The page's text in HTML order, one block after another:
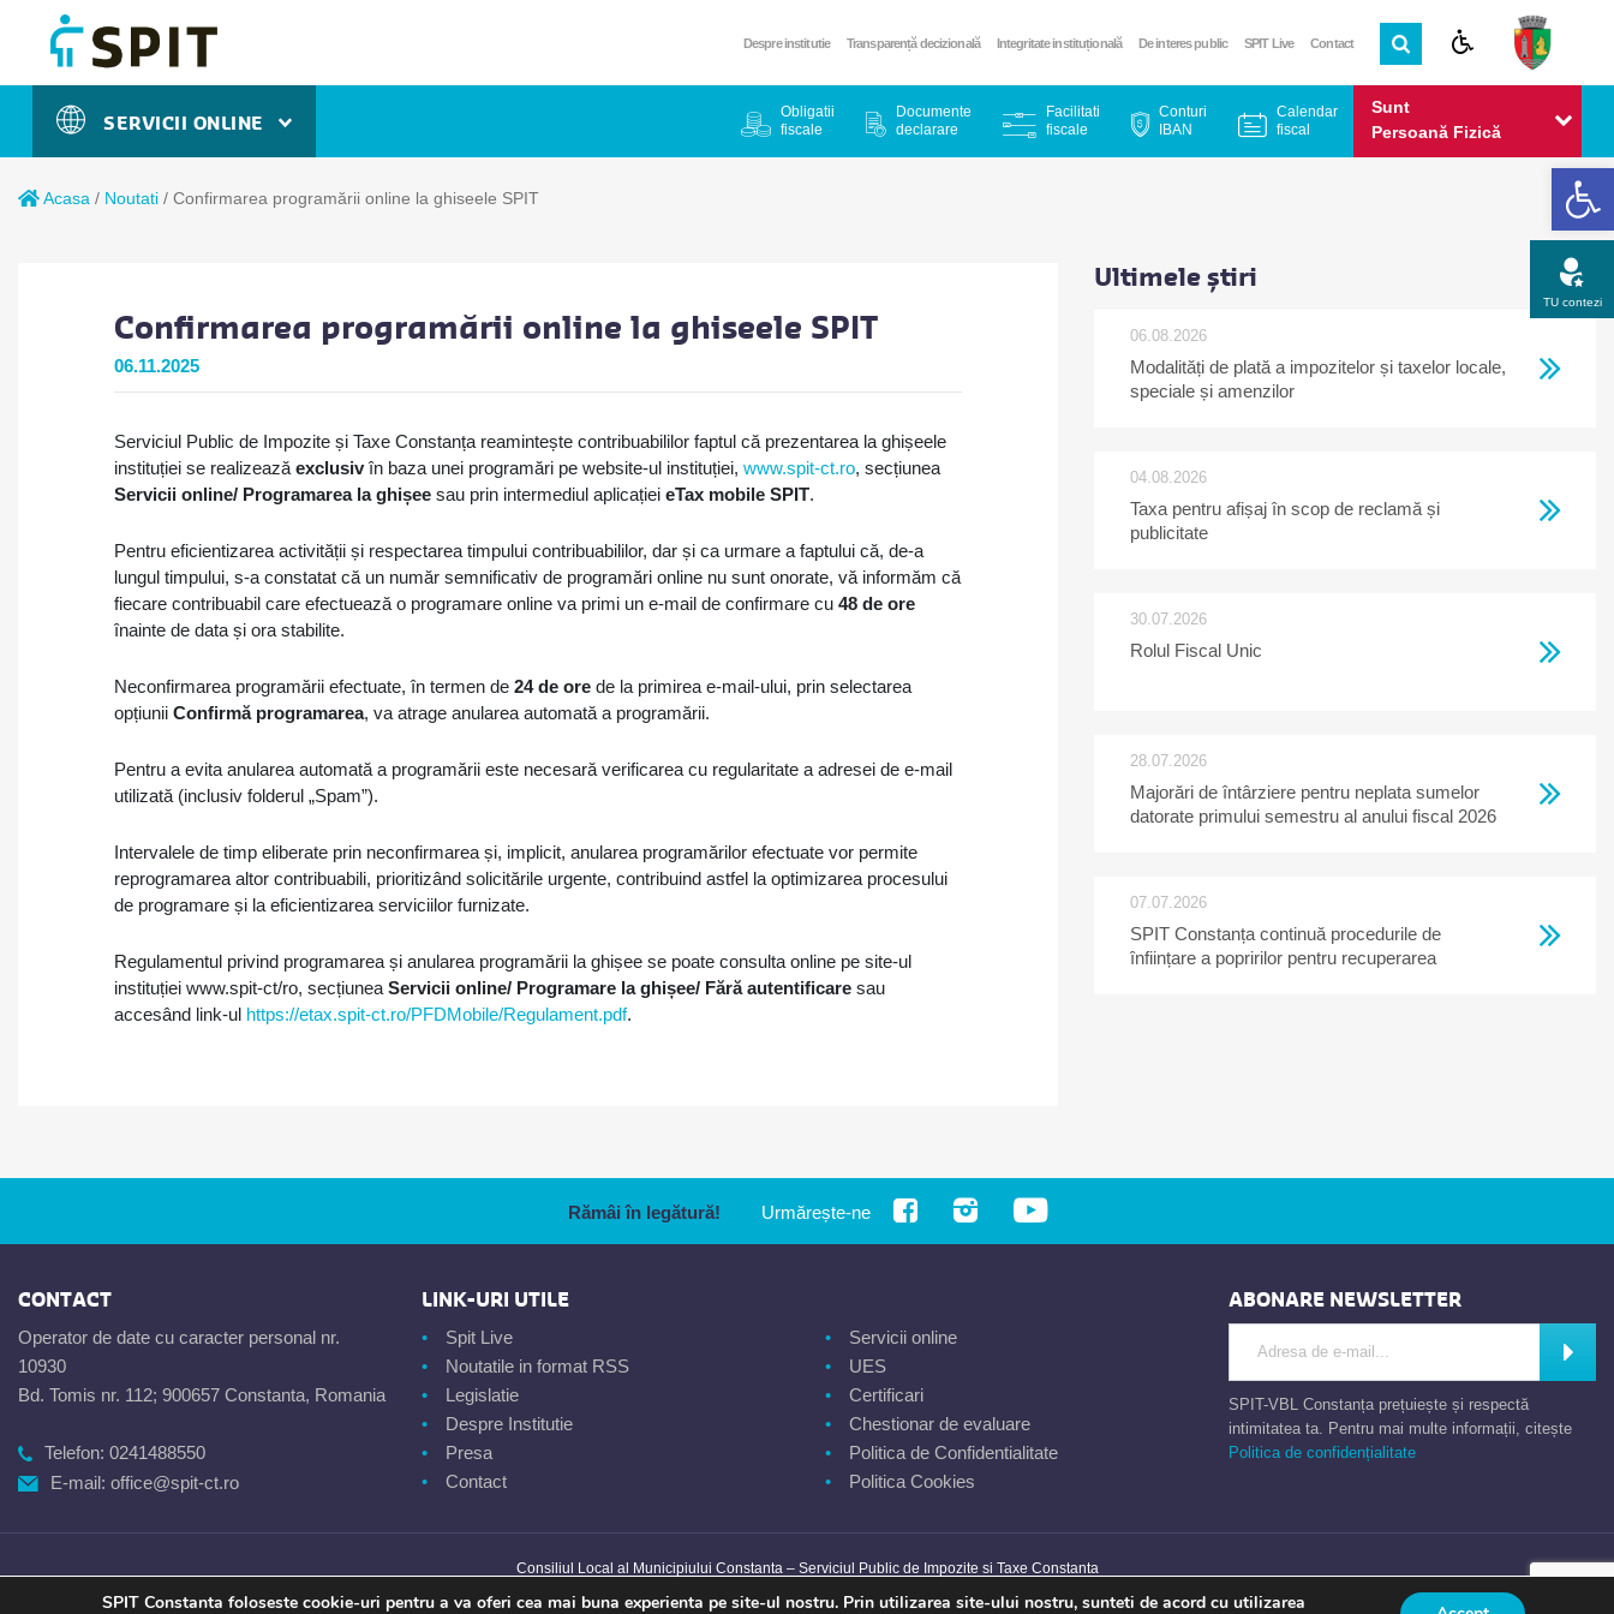
Despre institutie Transparență decizională Integritate instituțională De interes public SPIT Live Contact
SERVICII ONLINE
Sunt
Persoană Fizică
Obligatii
fiscale
Documente
declarare
Facilitati
fiscale
Conturi
IBAN
Calendar
fiscal
Acasa / Noutati / Confirmarea programării online la ghiseele SPIT
Confirmarea programării online la ghiseele SPIT
06.11.2025
Serviciul Public de Impozite și Taxe Constanța reamintește contribuabililor faptul că prezentarea la ghișeele
instituției se realizează exclusivîn baza unei programări pe website-ul instituției, www.spit-ct.ro, secțiunea
Servicii online/ Programarea la ghișee sau prin intermediul aplicației eTax mobile SPIT.
Pentru eficientizarea activității și respectarea timpului contribuabililor, dar și ca urmare a faptului că, de-a
lungul timpului, s-a constatat că un număr semnificativ de programări online nu sunt onorate, vă informăm că
fiecare contribuabil care efectuează o programare online va primi un e-mail de confirmare cu 48 de ore
înainte de data și ora stabilite.
Neconfirmarea programării efectuate, în termen de 24 de ore de la primirea e-mail-ului, prin selectarea
opțiunii Confirmă programarea, va atrage anularea automată a programării.
Pentru a evita anularea automată a programării este necesară verificarea cu regularitate a adresei de e-mail
utilizată (inclusiv folderul „Spam”).
Intervalele de timp eliberate prin neconfirmarea și, implicit, anularea programărilor efectuate vor permite
reprogramarea altor contribuabili, prioritizând solicitările urgente, contribuind astfel la optimizarea procesului
de programare și la eficientizarea serviciilor furnizate.
Regulamentul privind programarea și anularea programării la ghișee se poate consulta online pe site-ul
instituției www.spit-ct/ro, secțiunea Servicii online/ Programare la ghișee/ Fără autentificare sau
accesând link-ul https://etax.spit-ct.ro/PFDMobile/Regulament.pdf.
Ultimele știri
06.08.2026
Modalități de plată a impozitelor și taxelor locale,
speciale și amenzilor
04.08.2026
Taxa pentru afișaj în scop de reclamă și
publicitate
30.07.2026
Rolul Fiscal Unic
28.07.2026
Majorări de întârziere pentru neplata sumelor
datorate primului semestru al anului fiscal 2026
07.07.2026
SPIT Constanța continuă procedurile de
înființare a popririlor pentru recuperarea
Rămâi în legătură! Urmărește-ne
CONTACT
Operator de date cu caracter personal nr.
10930
Bd. Tomis nr. 112; 900657 Constanta, Romania
Telefon: 0241488550
E-mail: office@spit-ct.ro
LINK-URI UTILE
Spit Live
Noutatile in format RSS
Legislatie
Despre Institutie
Presa
Contact
Servicii online
UES
Certificari
Chestionar de evaluare
Politica de Confidentialitate
Politica Cookies
ABONARE NEWSLETTER
SPIT-VBL Constanța prețuiește și respectă
intimitatea ta. Pentru mai multe informații, citește
Politica de confidențialitate
Consiliul Local al Municipiului Constanta – Serviciul Public de Impozite si Taxe Constanta
TU contezi
Opinia ta
Apel gratuit
Newsletter
Program
SPIT Constanta foloseste cookie-uri pentru a va oferi cea mai buna experienta pe site-ul nostru. Prin utilizarea site-ului nostru, sunteti de acord cu utilizarea